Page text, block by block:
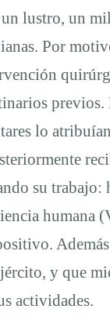
un lustro, un
Por
lo
su trabajo:
humana
y que
actividades.